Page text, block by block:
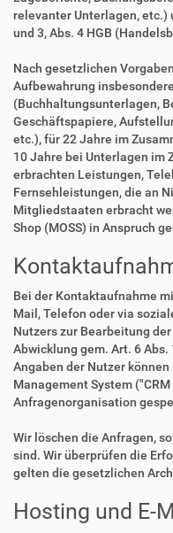
relevanter Unterlagen, etc.)
und 3, Abs. 4 HGB
Nach gesetzlichen
Aufbewahrung
(Buchhaltungsunterlagen,
Geschäftspapiere,
etc.), für 22 Jahre im
10 Jahre bei Unterlagen im
erbrachten Leistungen,
Fernsehleistungen, die an
Mitgliedstaaten erbracht
Shop (MOSS) in Anspruch
Bei der Kontaktaufnahme
Mail, Telefon oder via
Nutzers zur Bearbeitung
Abwicklung gem. Art. 6
Angaben der Nutzer
Management System
Anfragenorganisation
Wir löschen die Anfragen,
sind. Wir überprüfen die
gelten die gesetzlichen
Hosting und E-